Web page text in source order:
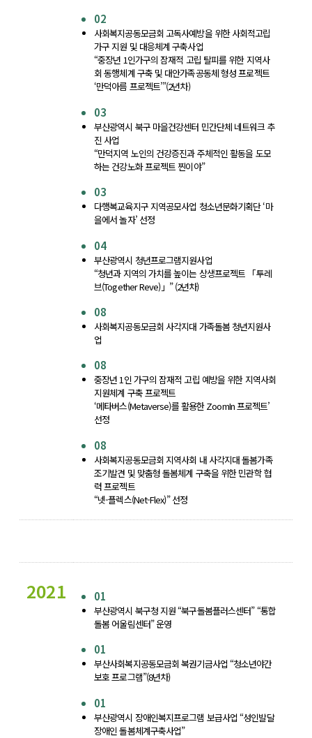
02
사회복지공동모금회 고독사예방을 위한 사회적고립
가구 지원 및 대응체계 구축사업
“중장년 1인가구의 잠재적 고립 탈피를 위한 지역사
회 동행체계 구축 및 대안가족공동체 형성 프로젝트
‘만덕아름 프로젝트’”(2년차)
03
부산광역시 북구 마을건강센터 민간단체 네트워크 추
진 사업
“만덕지역 노인의 건강증진과 주체적인 활동을 도모
하는 건강노화 프로젝트 찐이야”
03
다행복교육지구 지역공모사업 청소년문화기획단 ‘마
을에서 놀자’ 선정
04
부산광역시 청년프로그램지원사업
“청년과 지역의 가치를 높이는 상생프로젝트 「투레
브(Together Reve)」” (2년차)
08
사회복지공동모금회 사각지대 가족돌봄 청년지원사
업
08
중장년 1인 가구의 잠재적 고립 예방을 위한 지역사회
지원체계 구축 프로젝트
‘메타버스(Metaverse)를 활용한 ZoomIn 프로젝트’
선정
08
사회복지공동모금회 지역사회 내 사각지대 돌봄가족
조기발견 및 맞춤형 돌봄체계 구축을 위한 민관학 협
력 프로젝트
“넷-플렉스(Net-Flex)” 선정
2021 01
부산광역시 북구청 지원 “북구돌봄플러스센터” “통합
돌봄 어울림센터” 운영
01
부산사회복지공동모금회 복권기금사업 “청소년야간
보호 프로그램”(8년차)
01
부산광역시 장애인복지프로그램 보급사업 “성인발달
장애인 돌봄체계구축사업”